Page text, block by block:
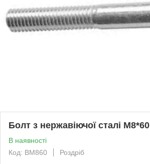
Болт з нержавіючої сталі М8*60
В наявності
Код: BM860
Роздріб